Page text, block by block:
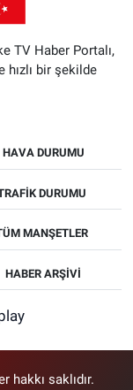
TV Haber Portalı,
hızlı bir şekilde
HAVA DURUMU
DURUMU
MANŞETLER
HABER ARŞIVI
hakkı saklıdır.